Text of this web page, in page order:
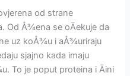
od strane
Od Å¾ena se oÄekuje da
uz koÅ¾u i aÅ¾uriraju
sjajno kada imaju
To je poput proteina i Äini